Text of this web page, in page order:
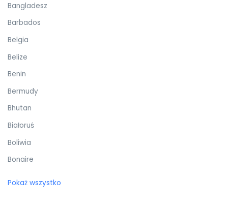
Bangladesz
Barbados
Belgia
Belize
Benin
Bermudy
Bhutan
Białoruś
Boliwia
Bonaire
Pokaż wszystko